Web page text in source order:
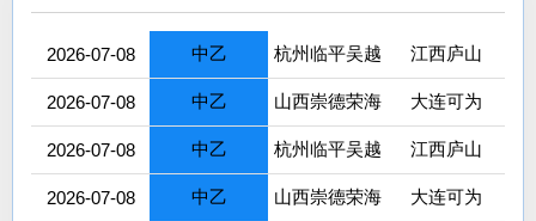
2026-07-08 中乙 杭州临平吴越 江西庐山
2026-07-08 中乙 山西崇德荣海 大连可为
2026-07-08 中乙 杭州临平吴越 江西庐山
2026-07-08 中乙 山西崇德荣海 大连可为